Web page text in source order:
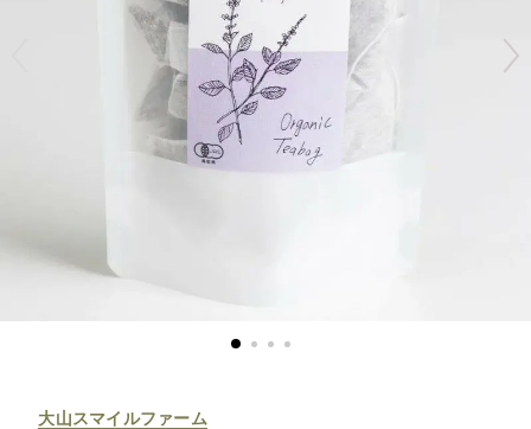
大山スマイルファーム